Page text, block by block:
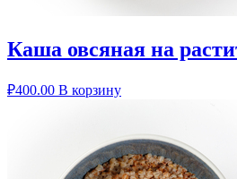
Каша овсяная на
₽400.00 В корзину